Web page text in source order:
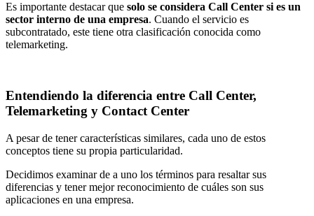
Es importante destacar que solo se considera Call Center si es un
sector interno de una empresa. Cuando el servicio es
subcontratado, este tiene otra clasificación conocida como
telemarketing.
Entendiendo la diferencia entre Call Center,
Telemarketing y Contact Center
A pesar de tener características similares, cada uno de estos
conceptos tiene su propia particularidad.
Decidimos examinar de a uno los términos para resaltar sus
diferencias y tener mejor reconocimiento de cuáles son sus
aplicaciones en una empresa.